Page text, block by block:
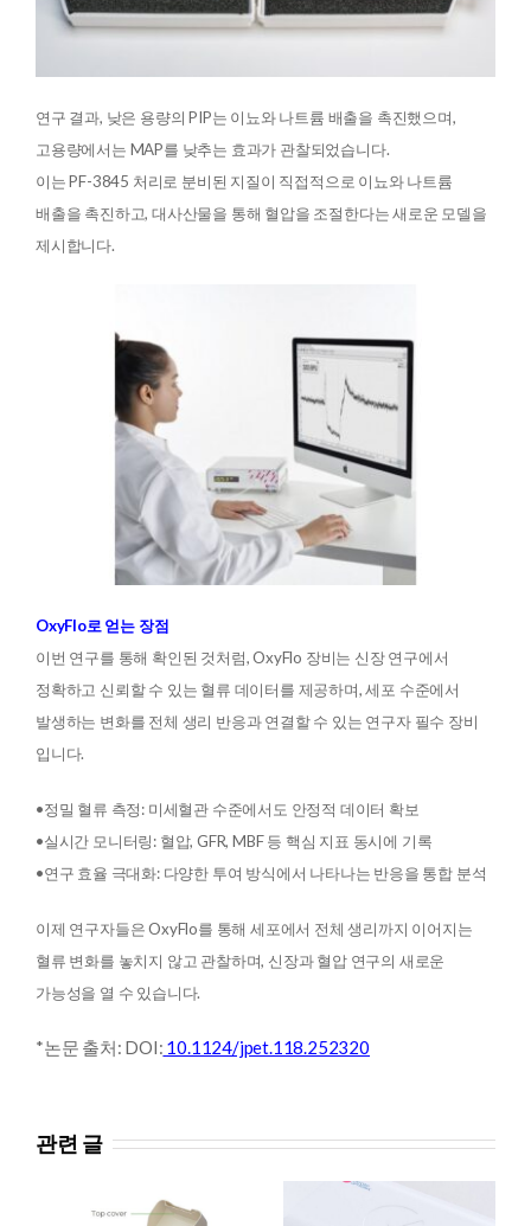
연구 결과, 낮은 용량의 PIP는 이뇨와 나트륨 배출을 촉진했으며,
고용량에서는 MAP를 낮추는 효과가 관찰되었습니다.
이는 PF-3845 처리로 분비된 지질이 직접적으로 이뇨와 나트륨
배출을 촉진하고, 대사산물을 통해 혈압을 조절한다는 새로운 모델을
제시합니다.
OxyFlo로 얻는 장점
이번 연구를 통해 확인된 것처럼, OxyFlo 장비는 신장 연구에서
정확하고 신뢰할 수 있는 혈류 데이터를 제공하며, 세포 수준에서
발생하는 변화를 전체 생리 반응과 연결할 수 있는 연구자 필수 장비
입니다.
•정밀 혈류 측정: 미세혈관 수준에서도 안정적 데이터 확보
•실시간 모니터링: 혈압, GFR, MBF 등 핵심 지표 동시에 기록
•연구 효율 극대화: 다양한 투여 방식에서 나타나는 반응을 통합 분석
이제 연구자들은 OxyFlo를 통해 세포에서 전체 생리까지 이어지는
혈류 변화를 놓치지 않고 관찰하며, 신장과 혈압 연구의 새로운
가능성을 열 수 있습니다.
*논문 출처: DOI: 10.1124/jpet.118.252320
관련 글